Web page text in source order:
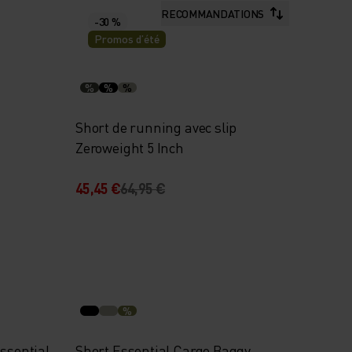
RECOMMANDATIONS
-30 %
Promos d’été
% % %
Short de running avec slip
Zeroweight 5 Inch
45,45 €64,95 €
%